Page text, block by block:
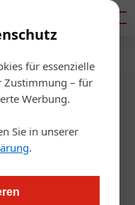
für essenzielle
Zustimmung – für
Werbung.
Sie in unserer
.
gegen